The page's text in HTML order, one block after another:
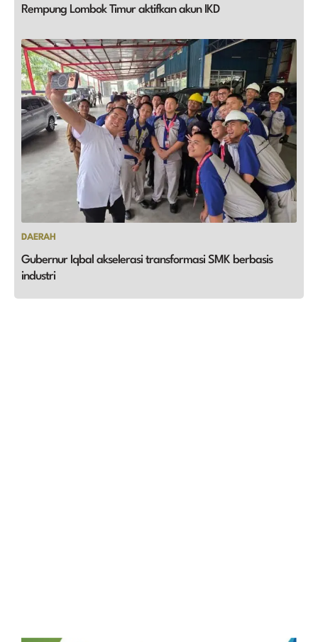
Rempung Lombok Timur aktifkan akun IKD
DAERAH
Gubernur Iqbal akselerasi transformasi SMK berbasis
industri